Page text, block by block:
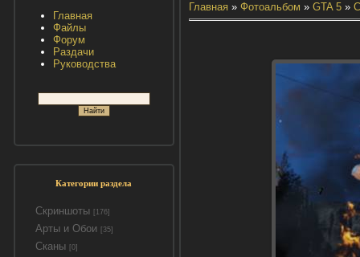
Главная
Файлы
Форум
Раздачи
Руководства
Категории раздела
Скриншоты [176]
Арты и Обои [35]
Сканы [0]
Главная» Фотоальбом » GTA 5»